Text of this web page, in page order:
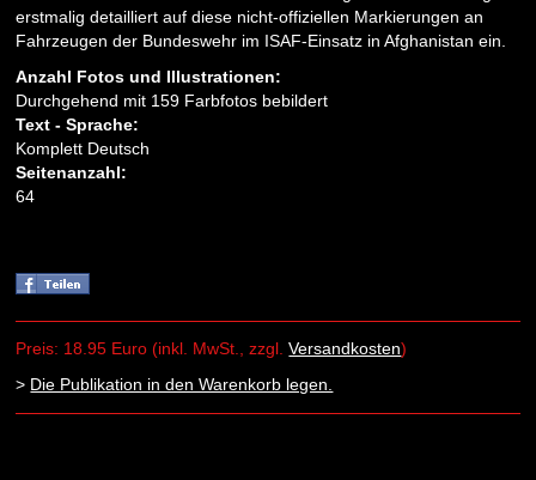
erstmalig detailliert auf diese nicht-offiziellen Markierungen an
Fahrzeugen der Bundeswehr im ISAF-Einsatz in Afghanistan ein.
Anzahl Fotos und Illustrationen:
Durchgehend mit 159 Farbfotos bebildert
Text - Sprache:
Komplett Deutsch
Seitenanzahl:
64
Preis: 18.95 Euro (inkl. MwSt., zzgl.Versandkosten)
> Die Publikation in den Warenkorb legen.